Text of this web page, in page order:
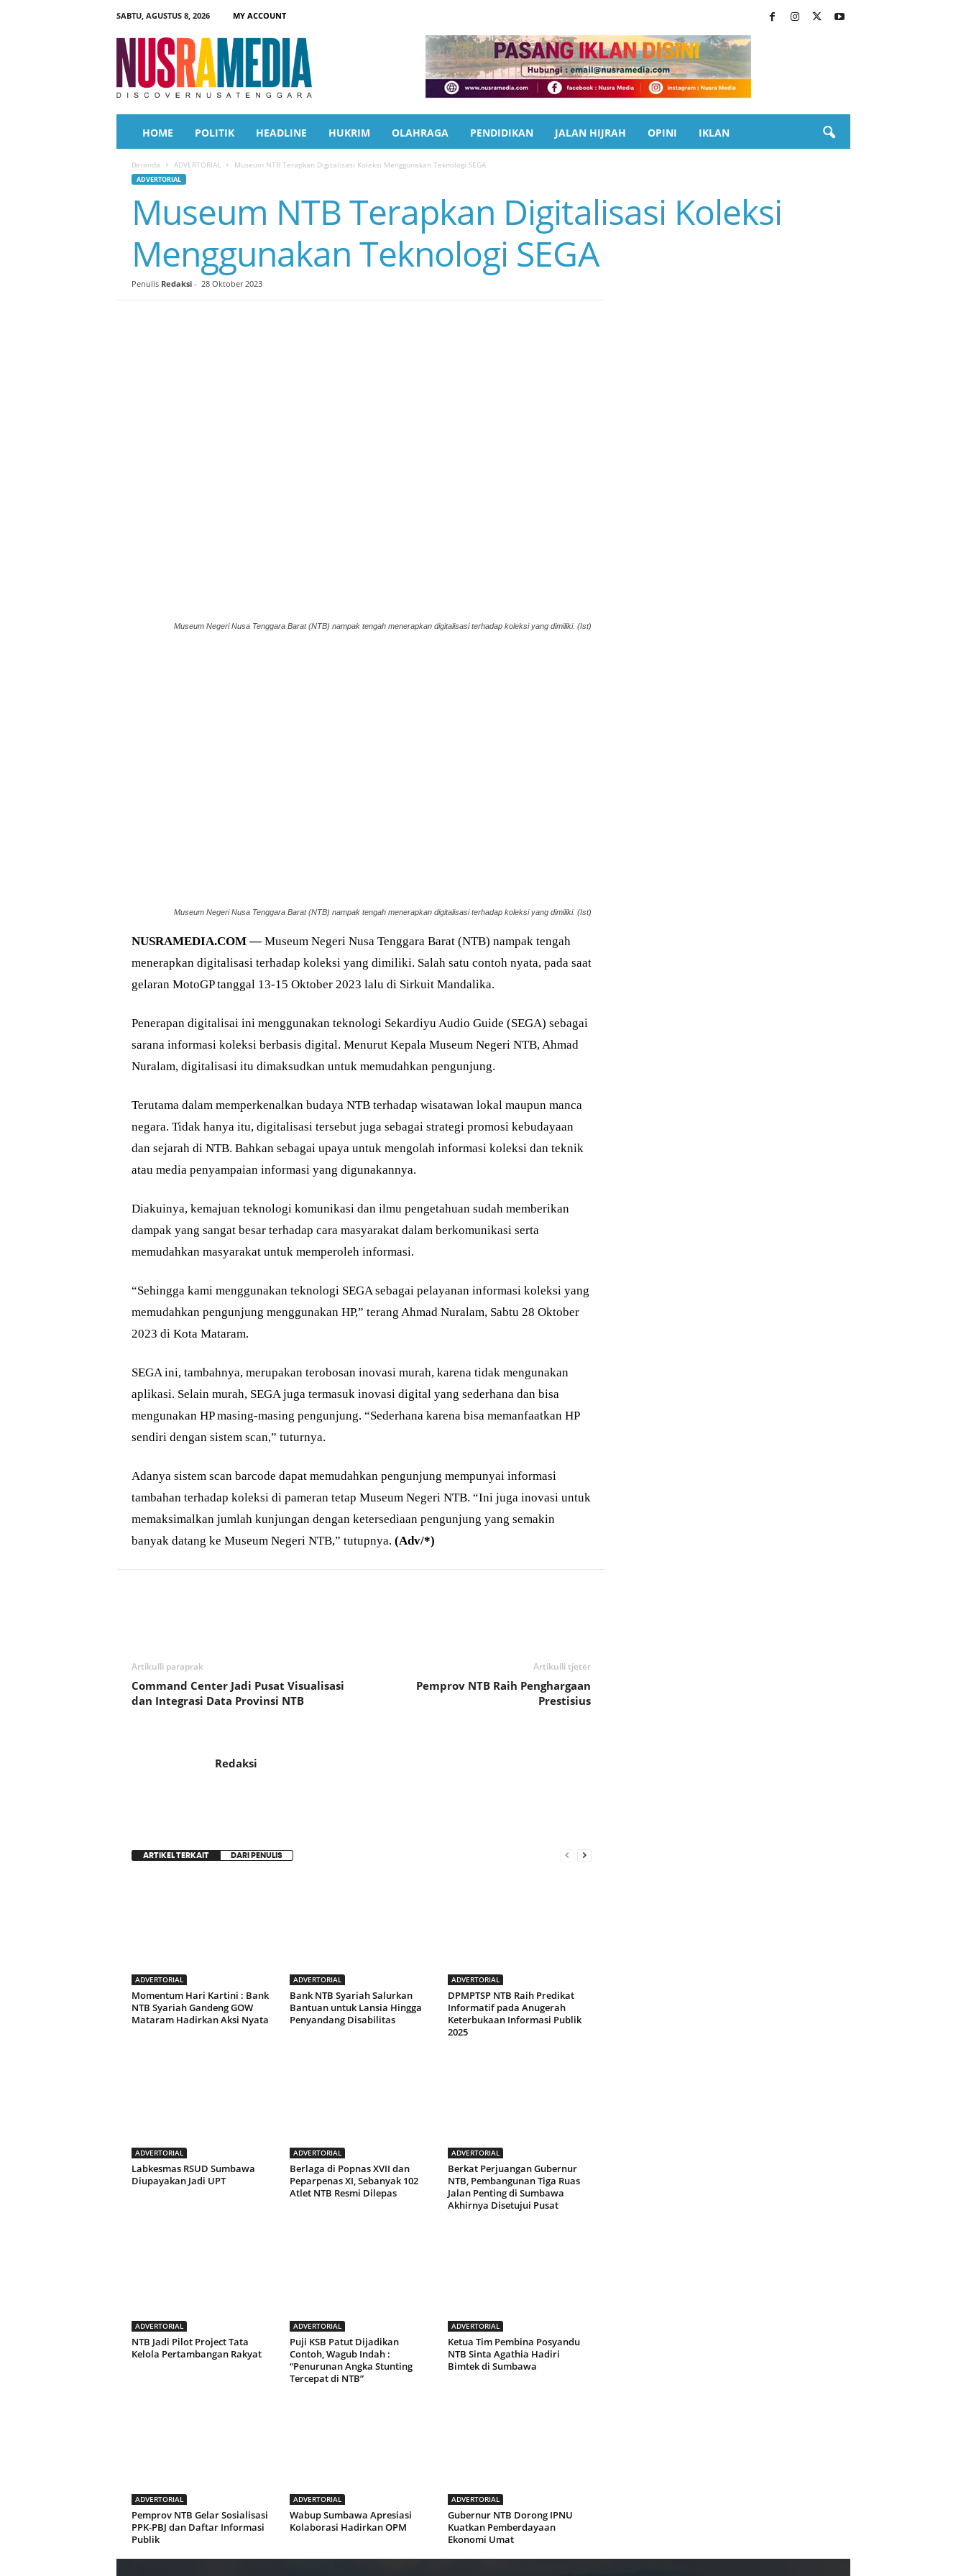
SABTU, AGUSTUS 8, 2026
MY ACCOUNT
a
HOME POLITIK HEADLINE HUKRIM OLAHRAGA PENDIDIKAN JALAN HIJRAH OPINI IKLAN
Beranda ADVERTORIAL Museum NTB Terapkan Digitalisasi Koleksi Menggunakan Teknologi SEGA
ADVERTORIAL
Museum NTB Terapkan Digitalisasi Koleksi
Menggunakan Teknologi SEGA
Penulis Redaksi- 28 Oktober 2023
Museum Negeri Nusa Tenggara Barat (NTB) nampak tengah menerapkan digitalisasi terhadap koleksi yang dimiliki. (Ist)
Museum Negeri Nusa Tenggara Barat (NTB) nampak tengah menerapkan digitalisasi terhadap koleksi yang dimiliki. (Ist)
NUSRAMEDIA.COM —Museum Negeri Nusa Tenggara Barat (NTB) nampak tengah
menerapkan digitalisasi terhadap koleksi yang dimiliki. Salah satu contoh nyata, pada saat
gelaran MotoGP tanggal 13-15 Oktober 2023 lalu di Sirkuit Mandalika.
Penerapan digitalisai ini menggunakan teknologi Sekardiyu Audio Guide (SEGA) sebagai
sarana informasi koleksi berbasis digital. Menurut Kepala Museum Negeri NTB, Ahmad
Nuralam, digitalisasi itu dimaksudkan untuk memudahkan pengunjung.
Terutama dalam memperkenalkan budaya NTB terhadap wisatawan lokal maupun manca
negara. Tidak hanya itu, digitalisasi tersebut juga sebagai strategi promosi kebudayaan
dan sejarah di NTB. Bahkan sebagai upaya untuk mengolah informasi koleksi dan teknik
atau media penyampaian informasi yang digunakannya.
Diakuinya, kemajuan teknologi komunikasi dan ilmu pengetahuan sudah memberikan
dampak yang sangat besar terhadap cara masyarakat dalam berkomunikasi serta
memudahkan masyarakat untuk memperoleh informasi.
“Sehingga kami menggunakan teknologi SEGA sebagai pelayanan informasi koleksi yang
memudahkan pengunjung menggunakan HP,” terang Ahmad Nuralam, Sabtu 28 Oktober
2023 di Kota Mataram.
SEGA ini, tambahnya, merupakan terobosan inovasi murah, karena tidak mengunakan
aplikasi. Selain murah, SEGA juga termasuk inovasi digital yang sederhana dan bisa
mengunakan HP masing-masing pengunjung. “Sederhana karena bisa memanfaatkan HP
sendiri dengan sistem scan,” tuturnya.
Adanya sistem scan barcode dapat memudahkan pengunjung mempunyai informasi
tambahan terhadap koleksi di pameran tetap Museum Negeri NTB. “Ini juga inovasi untuk
memaksimalkan jumlah kunjungan dengan ketersediaan pengunjung yang semakin
banyak datang ke Museum Negeri NTB,” tutupnya. (Adv/*)
Artikulli paraprak
Command Center Jadi Pusat Visualisasi
dan Integrasi Data Provinsi NTB
Artikulli tjetër
Pemprov NTB Raih Penghargaan
Prestisius
Redaksi
ARTIKEL TERKAIT DARI PENULIS
ADVERTORIAL
Momentum Hari Kartini : Bank
NTB Syariah Gandeng GOW
Mataram Hadirkan Aksi Nyata
ADVERTORIAL
Bank NTB Syariah Salurkan
Bantuan untuk Lansia Hingga
Penyandang Disabilitas
ADVERTORIAL
DPMPTSP NTB Raih Predikat
Informatif pada Anugerah
Keterbukaan Informasi Publik
2025
ADVERTORIAL
Labkesmas RSUD Sumbawa
Diupayakan Jadi UPT
ADVERTORIAL
Berlaga di Popnas XVII dan
Peparpenas XI, Sebanyak 102
Atlet NTB Resmi Dilepas
ADVERTORIAL
Berkat Perjuangan Gubernur
NTB, Pembangunan Tiga Ruas
Jalan Penting di Sumbawa
Akhirnya Disetujui Pusat
ADVERTORIAL
NTB Jadi Pilot Project Tata
Kelola Pertambangan Rakyat
ADVERTORIAL
Puji KSB Patut Dijadikan
Contoh, Wagub Indah :
“Penurunan Angka Stunting
Tercepat di NTB”
ADVERTORIAL
Ketua Tim Pembina Posyandu
NTB Sinta Agathia Hadiri
Bimtek di Sumbawa
ADVERTORIAL
Pemprov NTB Gelar Sosialisasi
PPK-PBJ dan Daftar Informasi
Publik
ADVERTORIAL
Wabup Sumbawa Apresiasi
Kolaborasi Hadirkan OPM
ADVERTORIAL
Gubernur NTB Dorong IPNU
Kuatkan Pemberdayaan
Ekonomi Umat